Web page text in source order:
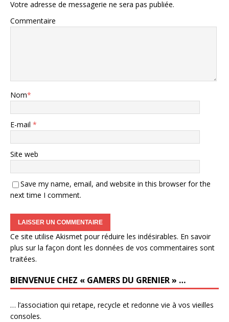
Votre adresse de messagerie ne sera pas publiée.
Commentaire
Nom*
E-mail *
Site web
Save my name, email, and website in this browser for the
next time I comment.
Ce site utilise Akismet pour réduire les indésirables. En savoir
plus sur la façon dont les données de vos commentaires sont
traitées.
BIENVENUE CHEZ « GAMERS DU GRENIER » …
… l’association qui retape, recycle et redonne vie à vos vieilles
consoles.